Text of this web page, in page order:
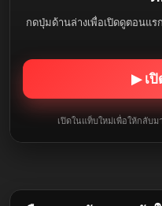
กดปุ่มด้านล่างเพื่อเปิดดูตอนแ
▶ เ
เปิดในแท็บใหม่เพื่อให้กลับ